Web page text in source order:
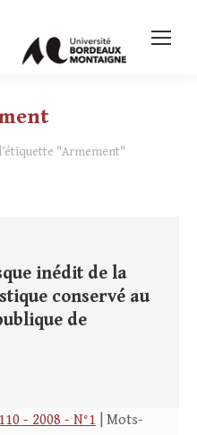
"Armement"
inédit de la
conservé au
de
- 2008 - N°1 | Mots-